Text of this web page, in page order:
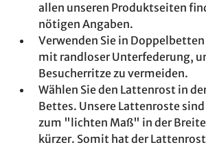
allen unseren Produktseiten
nötigen Angaben.
Verwenden Sie in
mit randloser Unterfederung,
Besucherritze zu vermeiden.
Wählen Sie den Lattenrost in
Bettes. Unsere Lattenroste
zum "lichten Maß" in der Breite
kürzer. Somit hat der